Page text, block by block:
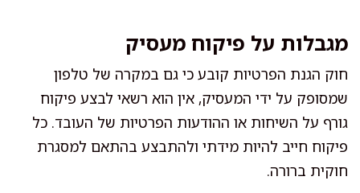
מגבלות על פיקוח מעסיק
חוק הגנת הפרטיות קובע כי גם במקרה של טלפון
שמסופק על ידי המעסיק, אין הוא רשאי לבצע פיקוח
גורף על השיחות או ההודעות הפרטיות של העובד. כל
פיקוח חייב להיות מידתי ולהתבצע בהתאם למסגרת
חוקית ברורה.